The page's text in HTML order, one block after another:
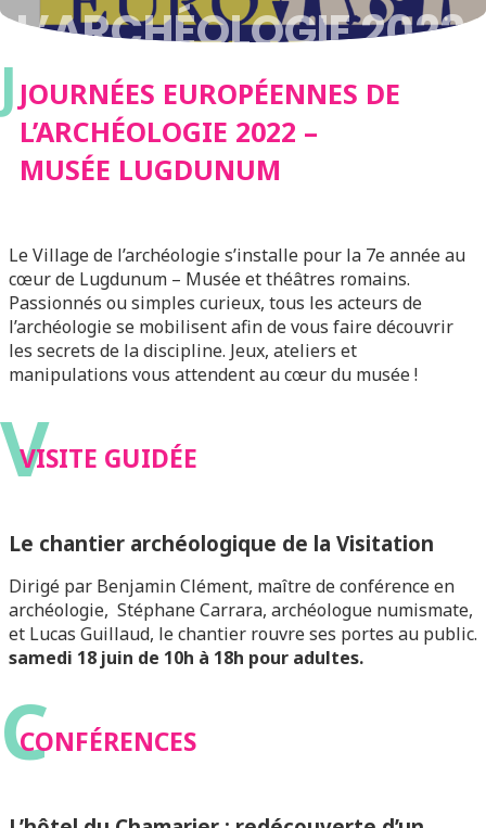
L’ARCHÉOLOGIE 2022
– MUSÉE LUGDUNUM
J JOURNÉES EUROPÉENNES DE
L’ARCHÉOLOGIE 2022 –
MUSÉE LUGDUNUM
Le Village de l’archéologie s’installe pour la 7e année au
cœur de Lugdunum – Musée et théâtres romains.
Passionnés ou simples curieux, tous les acteurs de
l’archéologie se mobilisent afin de vous faire découvrir
les secrets de la discipline. Jeux, ateliers et
manipulations vous attendent au cœur du musée !
V
VISITE GUIDÉE
Le chantier archéologique de la Visitation
Dirigé par Benjamin Clément, maître de conférence en
archéologie, Stéphane Carrara, archéologue numismate,
et Lucas Guillaud, le chantier rouvre ses portes au public.
samedi 18 juin de 10h à 18h pour adultes.
C
CONFÉRENCES